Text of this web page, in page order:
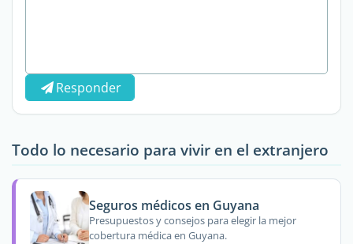
Responder
Todo lo necesario para vivir en el extranjero
Seguros médicos en Guyana
Presupuestos y consejos para elegir la mejor
cobertura médica en Guyana.